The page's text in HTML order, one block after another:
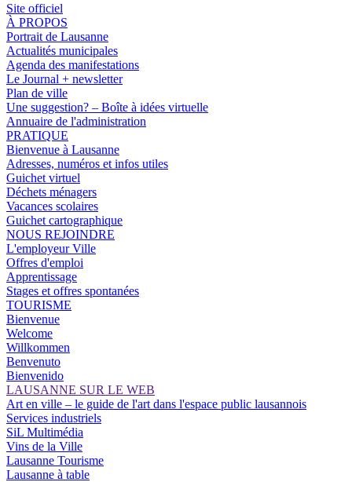
Site officiel
À PROPOS
Portrait de Lausanne
Actualités municipales
Agenda des manifestations
Le Journal + newsletter
Plan de ville
Une suggestion? – Boîte à idées virtuelle
Annuaire de l'administration
PRATIQUE
Bienvenue à Lausanne
Adresses, numéros et infos utiles
Guichet virtuel
Déchets ménagers
Vacances scolaires
Guichet cartographique
NOUS REJOINDRE
L'employeur Ville
Offres d'emploi
Apprentissage
Stages et offres spontanées
TOURISME
Bienvenue
Welcome
Willkommen
Benvenuto
Bienvenido
LAUSANNE SUR LE WEB
Art en ville – le guide de l'art dans l'espace public lausannois
Services industriels
SiL Multimédia
Vins de la Ville
Lausanne Tourisme
Lausanne à table